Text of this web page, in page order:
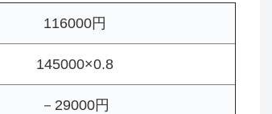
116000円
145000×0.8
－29000円